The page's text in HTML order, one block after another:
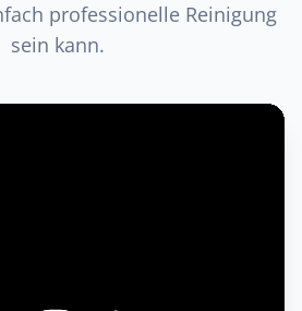
professionelle Reinigung
sein kann.